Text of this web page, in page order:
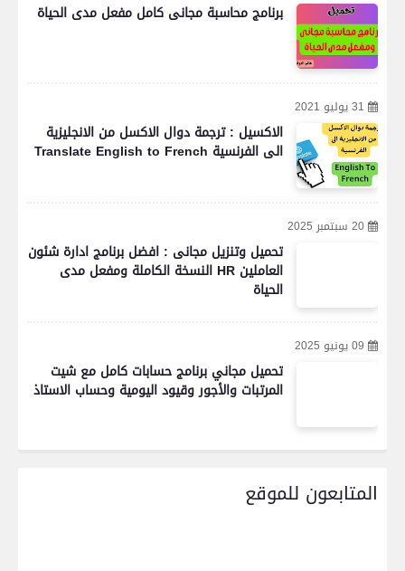
برنامج محاسبة مجانى كامل مفعل مدى الحياة
31 يوليو 2021
الاكسيل : ترجمة دوال الاكسل من الانجليزية
الى الفرنسية Translate English to French
20 سبتمبر 2025
تحميل وتنزيل مجانى : افضل برنامج ادارة شئون
العاملين HR النسخة الكاملة ومفعل مدى
الحياة
09 يونيو 2025
تحميل مجاني برنامج حسابات كامل مع شيت
المرتبات والأجور وقيود اليومية وحساب الاستاذ
المتابعون للموقع